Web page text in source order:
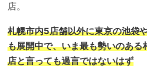
店。
札幌市内5店舗以外に東京の池袋
も展開中で、いま最も勢いのある
店と言っても過言ではないはず